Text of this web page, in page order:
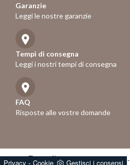
Garanzie
Leggi le nostre garanzie
Tempi di consegna
Leggi i nostri tempi di consegna
FAQ
Risposte alle vostre domande
Rose.it- P.iva 01247670258 -
Privacy - Cookie Gestisci i consensi